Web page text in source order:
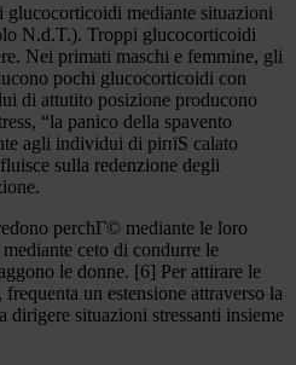
mediante situazioni
N.d.T.). Troppi glucocorticoidi
Nei primati maschi e femmine, gli
pochi glucocorticoidi con
di attutito posizione producono
“la panico della spavento
agli individui di piпїЅ calato
sulla redenzione degli
perchГ© mediante le loro
ceto di condurre le
le donne. [6] Per attirare le
un estensione attraverso la
dirigere situazioni stressanti insieme